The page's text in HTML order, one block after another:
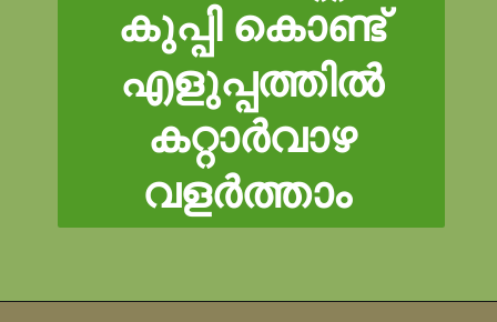
കുപ്പി കൊണ്ട്
എളുപ്പത്തിൽ
കറ്റാർവാഴ
വളർത്താം